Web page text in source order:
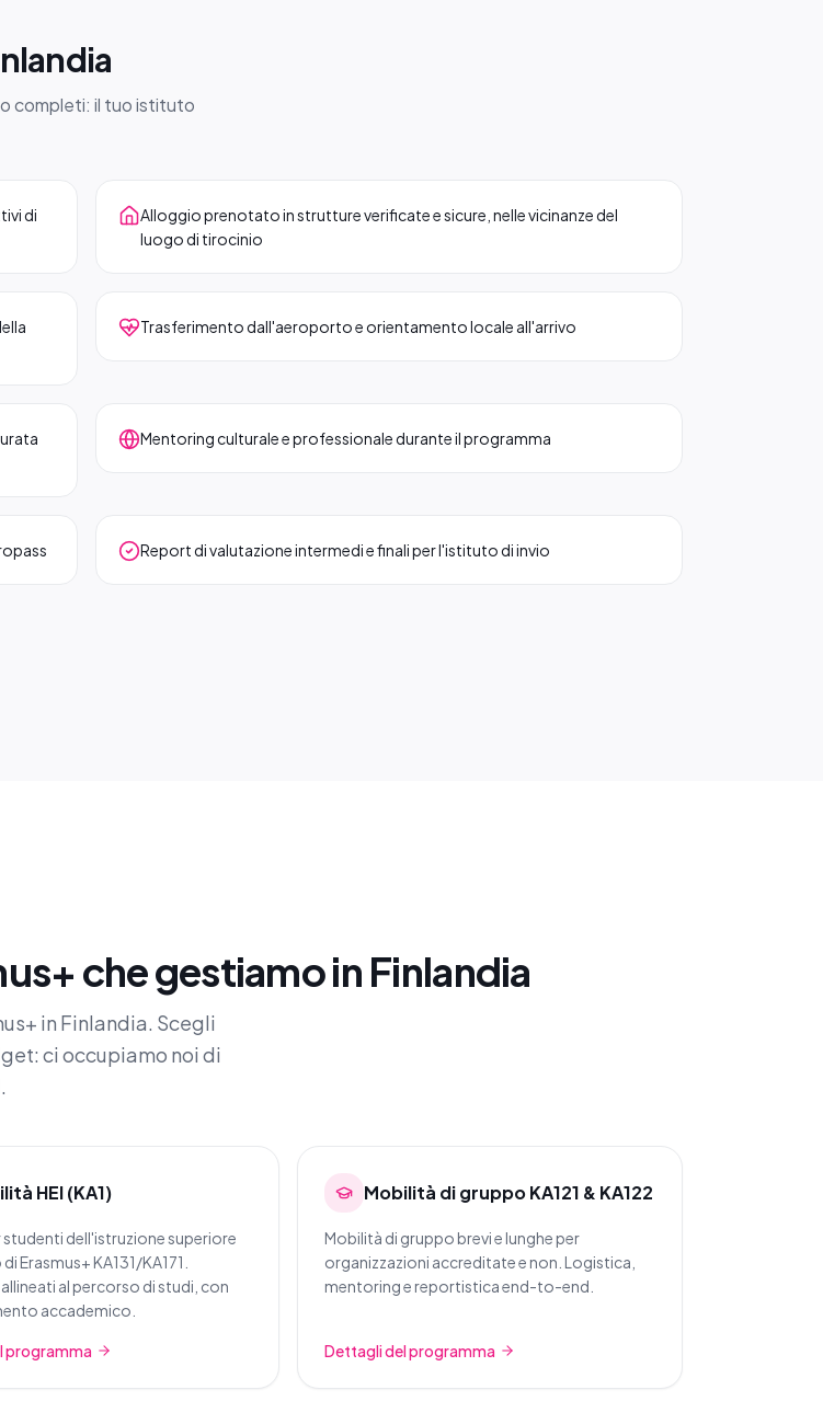
completi: il tuo istituto
di
Alloggio prenotato in strutture verificate e sicure, nelle vicinanze del
luogo di tirocinio
Trasferimento dall'aeroporto e orientamento locale all'arrivo
Mentoring culturale e professionale durante il programma
Report di valutazione intermedi e finali per l'istituto di invio
che gestiamo in Finlandia
in Finlandia. Scegli
ci occupiamo noi di
HEI (KA1)
studenti dell'istruzione superiore
Erasmus+ KA131/KA171.
al percorso di studi, con
accademico.
programma
Mobilità di gruppo KA121 & KA122
Mobilità di gruppo brevi e lunghe per
organizzazioni accreditate e non. Logistica,
mentoring e reportistica end-to-end.
Dettagli del programma